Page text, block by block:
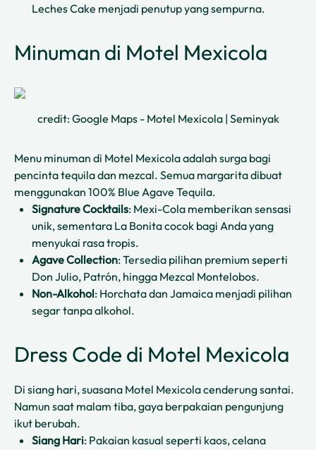
Leches Cake menjadi penutup yang sempurna.
Minuman di Motel Mexicola
credit: Google Maps - Motel Mexicola | Seminyak
Menu minuman di Motel Mexicola adalah surga bagi
pencinta tequila dan mezcal. Semua margarita dibuat
menggunakan 100% Blue Agave Tequila.
Signature Cocktails: Mexi-Cola memberikan sensasi
unik, sementara La Bonita cocok bagi Anda yang
menyukai rasa tropis.
Agave Collection: Tersedia pilihan premium seperti
Don Julio, Patrón, hingga Mezcal Montelobos.
Non-Alkohol: Horchata dan Jamaica menjadi pilihan
segar tanpa alkohol.
Dress Code di Motel Mexicola
Di siang hari, suasana Motel Mexicola cenderung santai.
Namun saat malam tiba, gaya berpakaian pengunjung
ikut berubah.
Siang Hari: Pakaian kasual seperti kaos, celana